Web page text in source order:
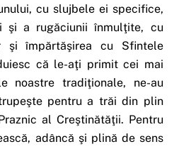
cu slujbele ei specifice,
şi a rugăciunii înmulţite, cu
şi împărtăşirea cu Sfintele
că le-aţi primit cei mai
noastre tradiţionale, ne-au
pentru a trăi din plin
al Creştinătăţii. Pentru
adâncă şi plină de sens